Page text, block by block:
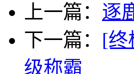
上一篇： 逐
下一篇： [终
级称霸